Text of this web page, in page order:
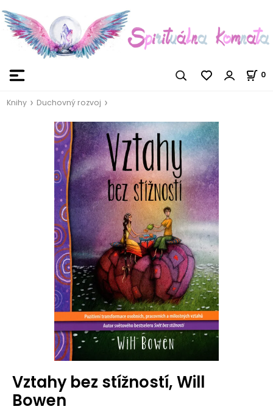
0
Knihy Duchovný rozvoj
Vztahy bez stížností, Will
Bowen